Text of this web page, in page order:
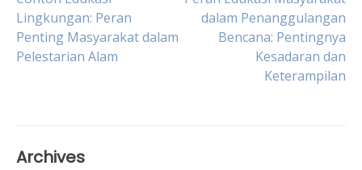
Post
navigation
Lingkungan: Peran
Penting Masyarakat dalam
Pelestarian Alam
dalam Penanggulangan
Bencana: Pentingnya
Kesadaran dan
Keterampilan
Archives